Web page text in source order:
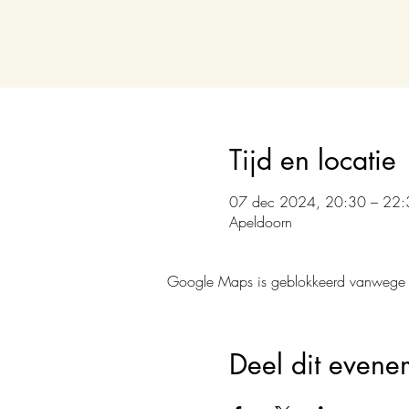
Tijd en locatie
07 dec 2024, 20:30 –
Apeldoorn
Google Maps is geblokkeerd
Deel dit